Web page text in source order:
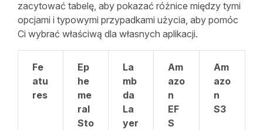
zacytować tabelę, aby pokazać różnice między tymi
opcjami i typowymi przypadkami użycia, aby pomóc
Ci wybrać właściwą dla własnych aplikacji.
Fe
atu
res
Ep
he
me
ral
Sto
La
mb
da
La
yer
Am
azo
n
EF
S
Am
azo
n
S3